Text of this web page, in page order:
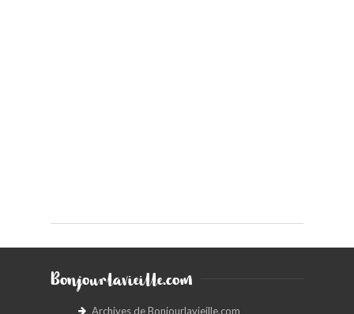
Bonjourlavieille.com
Archives de Bonjourlavieille.com